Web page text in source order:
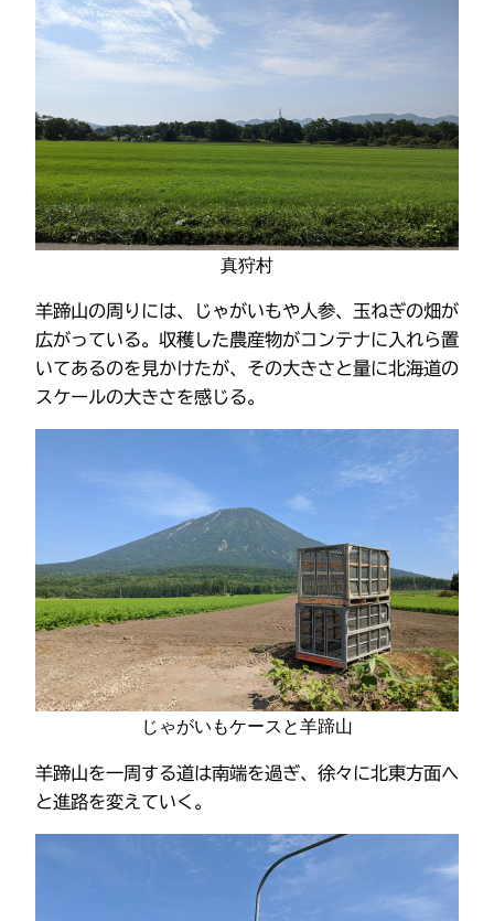
真狩村
羊蹄山の周りには、じゃがいもや人参、玉ねぎの畑が
広がっている。収穫した農産物がコンテナに入れら置
いてあるのを見かけたが、その大きさと量に北海道の
スケールの大きさを感じる。
じゃがいもケースと羊蹄山
羊蹄山を一周する道は南端を過ぎ、徐々に北東方面へ
と進路を変えていく。